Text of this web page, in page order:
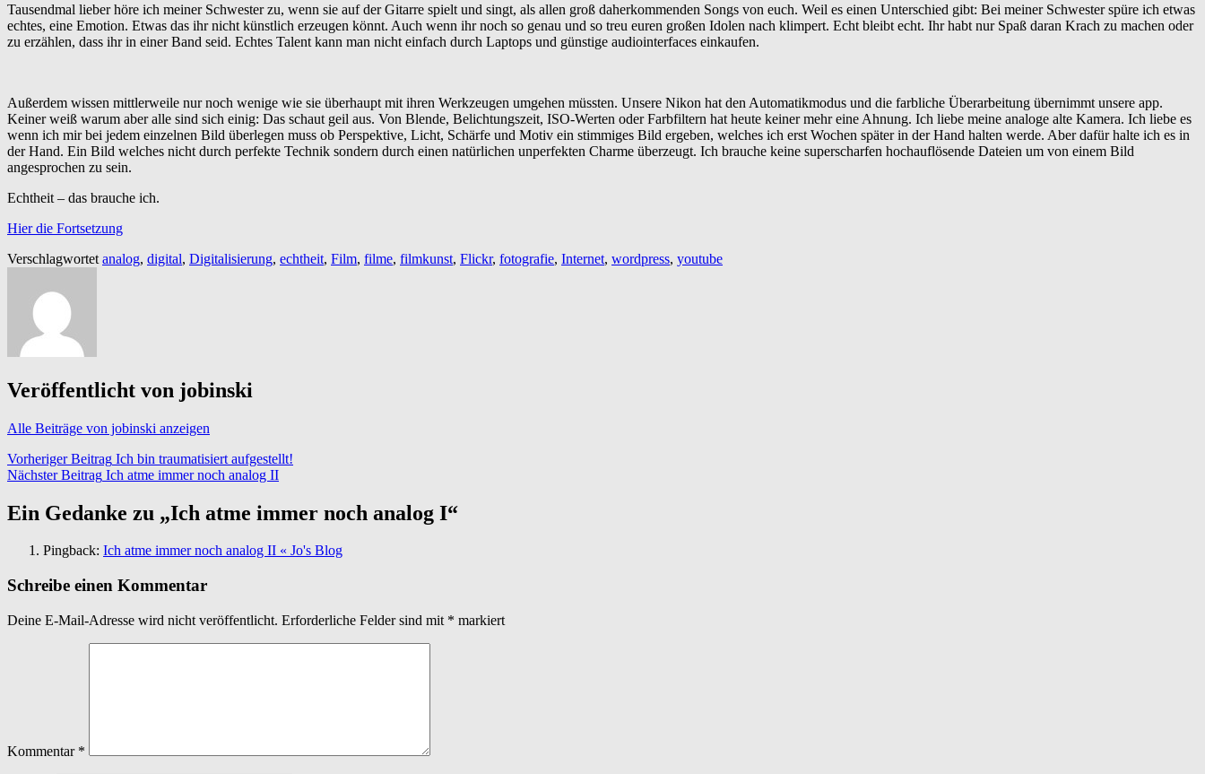
Tausendmal lieber höre ich meiner Schwester zu, wenn sie auf der Gitarre spielt und singt, als allen groß daherkommenden Songs von euch. Weil es einen Unterschied gibt: Bei meiner Schwester spüre ich etwas
echtes, eine Emotion. Etwas das ihr nicht künstlich erzeugen könnt. Auch wenn ihr noch so genau und so treu euren großen Idolen nach klimpert. Echt bleibt echt. Ihr habt nur Spaß daran Krach zu machen oder
zu erzählen, dass ihr in einer Band seid. Echtes Talent kann man nicht einfach durch Laptops und günstige audiointerfaces einkaufen.
Außerdem wissen mittlerweile nur noch wenige wie sie überhaupt mit ihren Werkzeugen umgehen müssten. Unsere Nikon hat den Automatikmodus und die farbliche Überarbeitung übernimmt unsere app.
Keiner weiß warum aber alle sind sich einig: Das schaut geil aus. Von Blende, Belichtungszeit, ISO-Werten oder Farbfiltern hat heute keiner mehr eine Ahnung. Ich liebe meine analoge alte Kamera. Ich liebe es
wenn ich mir bei jedem einzelnen Bild überlegen muss ob Perspektive, Licht, Schärfe und Motiv ein stimmiges Bild ergeben, welches ich erst Wochen später in der Hand halten werde. Aber dafür halte ich es in
der Hand. Ein Bild welches nicht durch perfekte Technik sondern durch einen natürlichen unperfekten Charme überzeugt. Ich brauche keine superscharfen hochauflösende Dateien um von einem Bild
angesprochen zu sein.
Echtheit – das brauche ich.
Hier die Fortsetzung
Verschlagwortet analog, digital, Digitalisierung, echtheit, Film, filme, filmkunst, Flickr, fotografie, Internet, wordpress, youtube
Veröffentlicht von jobinski
Alle Beiträge von jobinski anzeigen
Beitragsnavigation
Vorheriger Beitrag Ich bin traumatisiert aufgestellt!
Nächster Beitrag Ich atme immer noch analog II
Ein Gedanke zu „Ich atme immer noch analog I“
Pingback: Ich atme immer noch analog II « Jo's Blog
Schreibe einen Kommentar
Deine E-Mail-Adresse wird nicht veröffentlicht. Erforderliche Felder sind mit * markiert
Kommentar *